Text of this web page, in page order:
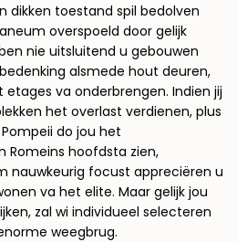
dikken toestand spil bedolven
overspoeld door gelijk
nie uitsluitend u gebouwen
alsmede hout deuren,
va onderbrengen. Indien jij
het overlast verdienen, plus
do jou het
Romeins hoofdsta zien,
nauwkeurig focust appreciëren u
va het elite. Maar gelijk jou
zal wi individueel selecteren
weegbrug.